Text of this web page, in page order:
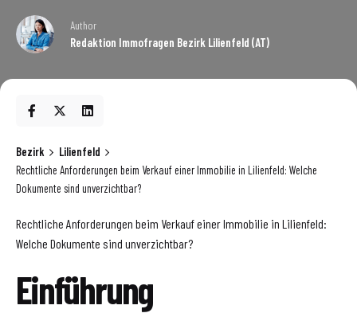
Author
Redaktion Immofragen Bezirk Lilienfeld (AT)
Bezirk
Lilienfeld
Rechtliche Anforderungen beim Verkauf einer Immobilie in Lilienfeld: Welche
Dokumente sind unverzichtbar?
Rechtliche Anforderungen beim Verkauf einer Immobilie in Lilienfeld:
Welche Dokumente sind unverzichtbar?
Einführung